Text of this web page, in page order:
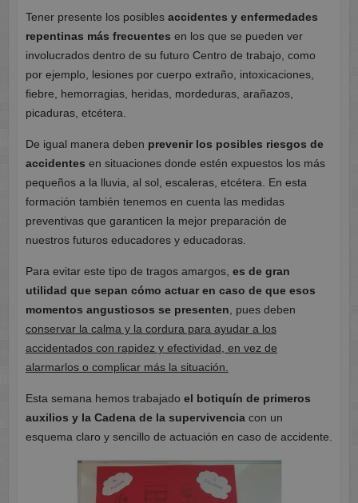
Tener presente los posibles accidentes y enfermedades
repentinas más frecuentes en los que se pueden ver
involucrados dentro de su futuro Centro de trabajo, como
por ejemplo, lesiones por cuerpo extraño, intoxicaciones,
fiebre, hemorragias, heridas, mordeduras, arañazos,
picaduras, etcétera.
De igual manera deben prevenir los posibles riesgos de
accidentes en situaciones donde estén expuestos los más
pequeños a la lluvia, al sol, escaleras, etcétera. En esta
formación también tenemos en cuenta las medidas
preventivas que garanticen la mejor preparación de
nuestros futuros educadores y educadoras.
Para evitar este tipo de tragos amargos, es de gran
utilidad que sepan cómo actuar en caso de que esos
momentos angustiosos se presenten, pues deben
conservar la calma y la cordura para ayudar a los
accidentados con rapidez y efectividad, en vez de
alarmarlos o complicar más la situación.
Esta semana hemos trabajado el botiquín de primeros
auxilios y la Cadena de la supervivencia con un
esquema claro y sencillo de actuación en caso de accidente.